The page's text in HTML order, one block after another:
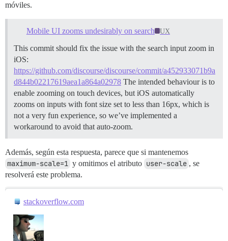
móviles.
Mobile UI zooms undesirably on search UX
This commit should fix the issue with the search input zoom in
iOS:
https://github.com/discourse/discourse/commit/a452933071b9a
d844b02217619aea1a864a02978 The intended behaviour is to
enable zooming on touch devices, but iOS automatically
zooms on inputs with font size set to less than 16px, which is
not a very fun experience, so we’ve implemented a
workaround to avoid that auto-zoom.
Además, según esta respuesta, parece que si mantenemos
maximum-scale=1 y omitimos el atributo user-scale , se
resolverá este problema.
stackoverflow.com